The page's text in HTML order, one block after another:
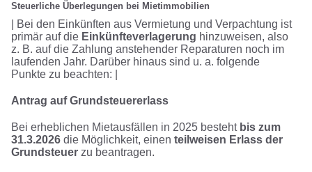
Steuerliche Überlegungen bei Mietimmobilien
| Bei den Einkünften aus Vermietung und Verpachtung ist
primär auf die Einkünfteverlagerung hinzuweisen, also
z. B. auf die Zahlung anstehender Reparaturen noch im
laufenden Jahr. Darüber hinaus sind u. a. folgende
Punkte zu beachten: |
Antrag auf Grundsteuererlass
Bei erheblichen Mietausfällen in 2025 besteht bis zum
31.3.2026die Möglichkeit, einen teilweisen Erlass der
Grundsteuerzu beantragen.